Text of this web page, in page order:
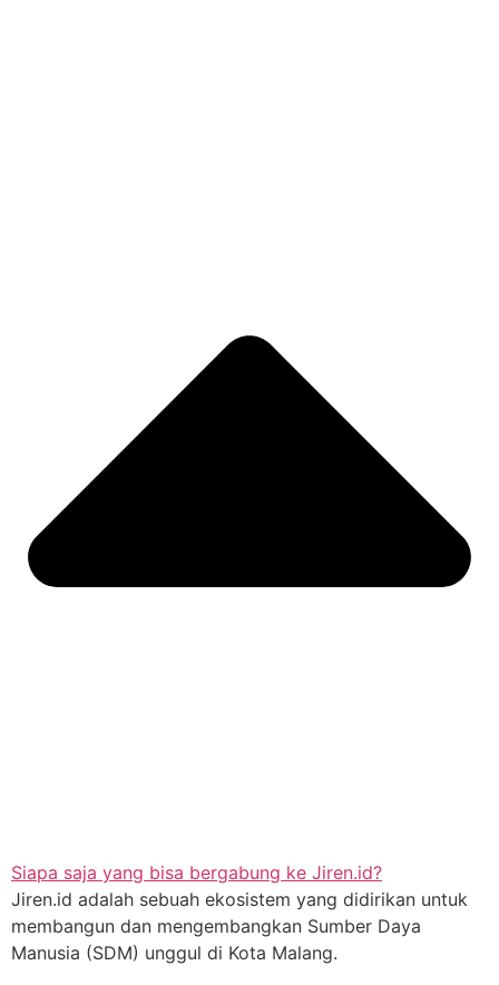
Siapa saja yang bisa bergabung ke Jiren.id?
Jiren.id adalah sebuah ekosistem yang didirikan untuk
membangun dan mengembangkan Sumber Daya
Manusia (SDM) unggul di Kota Malang.